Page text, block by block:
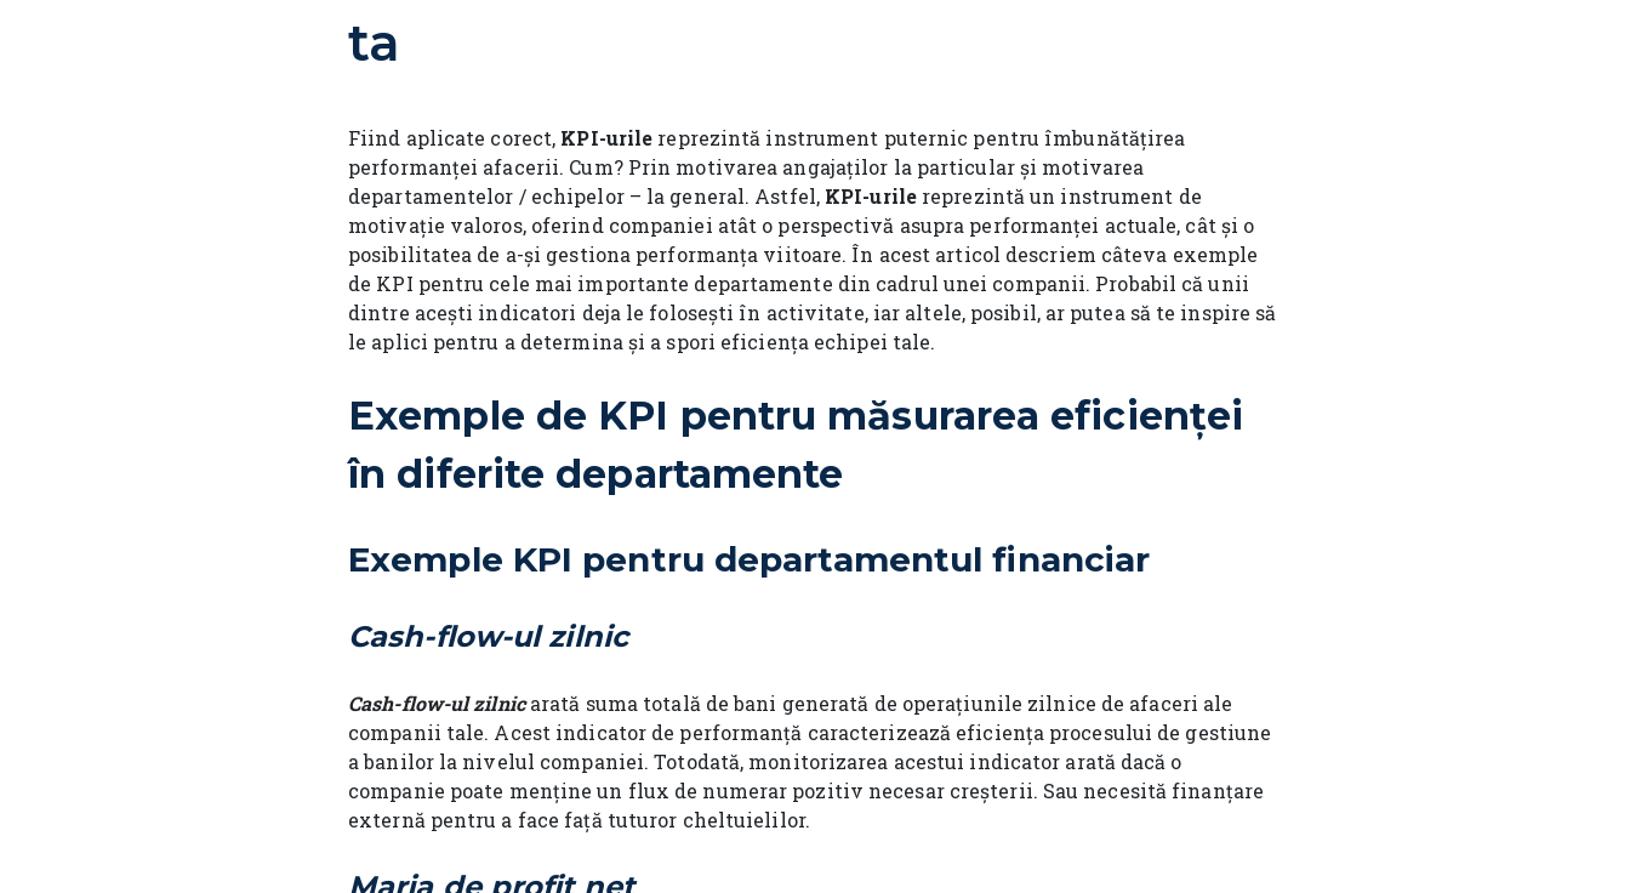
ta
Fiind aplicate corect, KPI-urile reprezintă instrument puternic pentru îmbunătățirea
performanței afacerii. Cum? Prin motivarea angajaților la particular și motivarea
departamentelor / echipelor – la general. Astfel, KPI-urilereprezintă un instrument de
motivație valoros, oferind companiei atât o perspectivă asupra performanței actuale, cât și o
posibilitatea de a-și gestiona performanța viitoare. În acest articol descriem câteva exemple
de KPI pentru cele mai importante departamente din cadrul unei companii. Probabil că unii
dintre acești indicatori deja le folosești în activitate, iar altele, posibil, ar putea să te inspire să
le aplici pentru a determina și a spori eficiența echipei tale.
Exemple de KPI pentru măsurarea eficienței
în diferite departamente
Exemple KPI pentru departamentul financiar
Cash-flow-ul zilnic
Cash-flow-ul zilnicarată suma totală de bani generată de operațiunile zilnice de afaceri ale
companii tale. Acest indicator de performanță caracterizează eficiența procesului de gestiune
a banilor la nivelul companiei. Totodată, monitorizarea acestui indicator arată dacă o
companie poate menține un flux de numerar pozitiv necesar creșterii. Sau necesită finanțare
externă pentru a face față tuturor cheltuielilor.